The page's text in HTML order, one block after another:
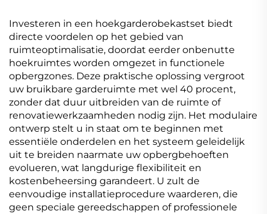
Investeren in een hoekgarderobekastset biedt
directe voordelen op het gebied van
ruimteoptimalisatie, doordat eerder onbenutte
hoekruimtes worden omgezet in functionele
opbergzones. Deze praktische oplossing vergroot
uw bruikbare garderuimte met wel 40 procent,
zonder dat duur uitbreiden van de ruimte of
renovatiewerkzaamheden nodig zijn. Het modulaire
ontwerp stelt u in staat om te beginnen met
essentiële onderdelen en het systeem geleidelijk
uit te breiden naarmate uw opbergbehoeften
evolueren, wat langdurige flexibiliteit en
kostenbeheersing garandeert. U zult de
eenvoudige installatieprocedure waarderen, die
geen speciale gereedschappen of professionele